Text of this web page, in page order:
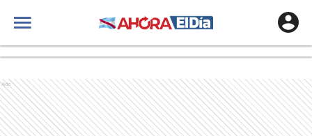
Suscribite
Ads